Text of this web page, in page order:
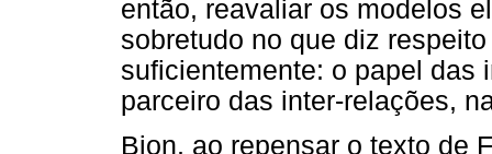
então, reavaliar os modelos
sobretudo no que diz
suficientemente: o papel das
parceiro das inter-relações,
Bion, ao repensar o texto de